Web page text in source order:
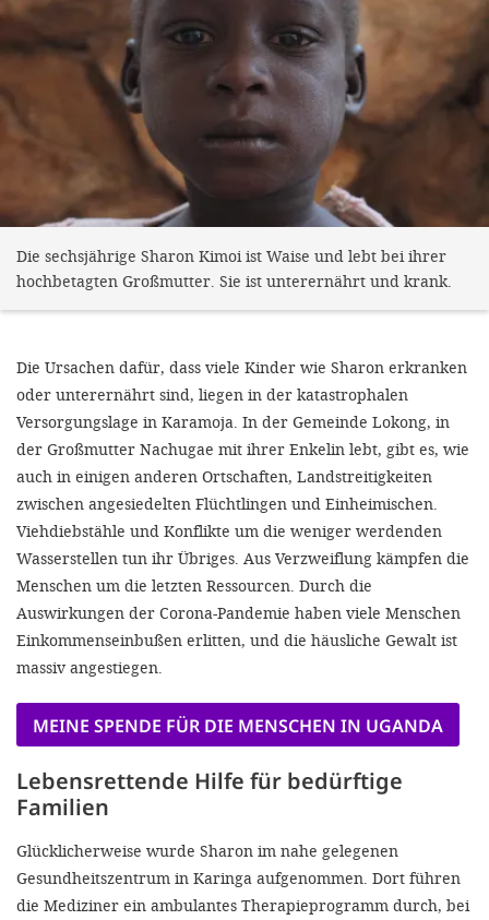
Die sechsjährige Sharon Kimoi ist Waise und lebt bei ihrer
hochbetagten Großmutter. Sie ist unterernährt und krank.
Die Ursachen dafür, dass viele Kinder wie Sharon erkranken
oder unterernährt sind, liegen in der katastrophalen
Versorgungslage in Karamoja. In der Gemeinde Lokong, in
der Großmutter Nachugae mit ihrer Enkelin lebt, gibt es, wie
auch in einigen anderen Ortschaften, Landstreitigkeiten
zwischen angesiedelten Flüchtlingen und Einheimischen.
Viehdiebstähle und Konflikte um die weniger werdenden
Wasserstellen tun ihr Übriges. Aus Verzweiflung kämpfen die
Menschen um die letzten Ressourcen. Durch die
Auswirkungen der Corona-Pandemie haben viele Menschen
Einkommenseinbußen erlitten, und die häusliche Gewalt ist
massiv angestiegen.
MEINE SPENDE FÜR DIE MENSCHEN IN UGANDA
Lebensrettende Hilfe für bedürftige
Familien
Glücklicherweise wurde Sharon im nahe gelegenen
Gesundheitszentrum in Karinga aufgenommen. Dort führen
die Mediziner ein ambulantes Therapieprogramm durch, bei